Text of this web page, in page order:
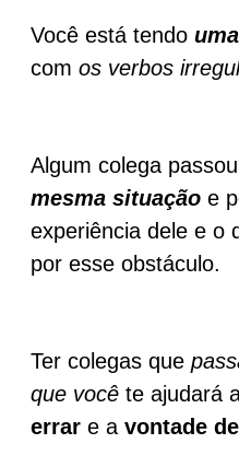
Você está tendo
com os verbos
Algum colega passou
mesma situação e
experiência dele e o
por esse obstáculo.
Ter colegas que
que você te ajudará
errar e a vontade